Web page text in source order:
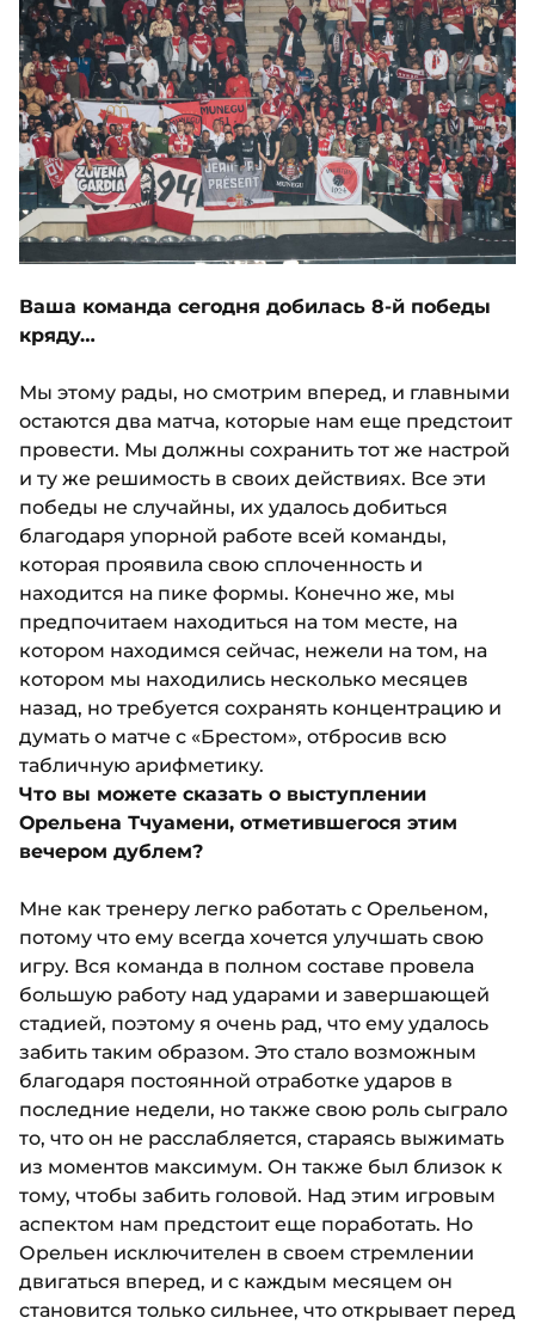
Ваша команда сегодня добилась 8-й победы
кряду…
Мы этому рады, но смотрим вперед, и главными
остаются два матча, которые нам еще предстоит
провести. Мы должны сохранить тот же настрой
и ту же решимость в своих действиях. Все эти
победы не случайны, их удалось добиться
благодаря упорной работе всей команды,
которая проявила свою сплоченность и
находится на пике формы. Конечно же, мы
предпочитаем находиться на том месте, на
котором находимся сейчас, нежели на том, на
котором мы находились несколько месяцев
назад, но требуется сохранять концентрацию и
думать о матче с «Брестом», отбросив всю
табличную арифметику.
Что вы можете сказать о выступлении
Орельена Тчуамени, отметившегося этим
вечером дублем?
Мне как тренеру легко работать с Орельеном,
потому что ему всегда хочется улучшать свою
игру. Вся команда в полном составе провела
большую работу над ударами и завершающей
стадией, поэтому я очень рад, что ему удалось
забить таким образом. Это стало возможным
благодаря постоянной отработке ударов в
последние недели, но также свою роль сыграло
то, что он не расслабляется, стараясь выжимать
из моментов максимум. Он также был близок к
тому, чтобы забить головой. Над этим игровым
аспектом нам предстоит еще поработать. Но
Орельен исключителен в своем стремлении
двигаться вперед, и с каждым месяцем он
становится только сильнее, что открывает перед